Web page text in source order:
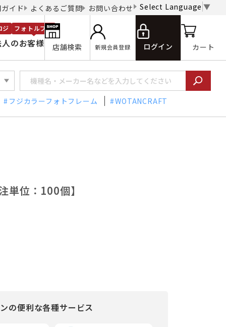
イド よくあるご質問 お問い合わせ Select Language ▼
のお客様
ジ フォトルプロ
店舗検索 新規会員登録 ログイン カート
フジカラーフォトフレーム WOTANCRAFT
単位：100個】
の便利な各種サービス